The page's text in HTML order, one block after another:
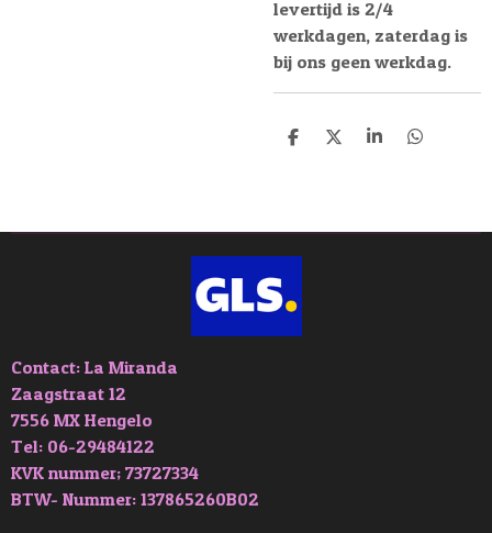
levertijd is 2/4
werkdagen, zaterdag is
bij ons geen werkdag.
D
D
S
D
Contact: La Miranda
Zaagstraat 12
7556 MX Hengelo
Tel: 06-29484122
KVK nummer; 73727334
BTW- Nummer: 137865260B02